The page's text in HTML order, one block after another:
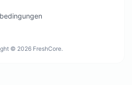
© 2026 FreshCore.